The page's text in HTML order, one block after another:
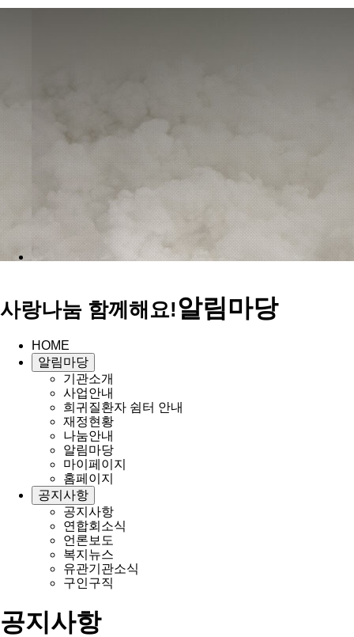
사랑나눔 함께해요!알림마당
HOME
알림마당
기관소개
사업안내
희귀질환자 쉼터 안내
재정현황
나눔안내
알림마당
마이페이지
홈페이지
공지사항
공지사항
연합회소식
언론보도
복지뉴스
유관기관소식
구인구직
공지사항